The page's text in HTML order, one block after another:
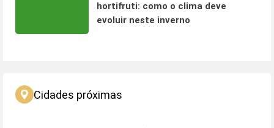
hortifruti: como o clima deve
evoluir neste inverno
Cidades próximas